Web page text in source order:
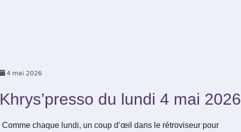
4 mai 2026
Khrys’presso du lundi 4 mai 2026
Comme chaque lundi, un coup d’œil dans le rétroviseur pour